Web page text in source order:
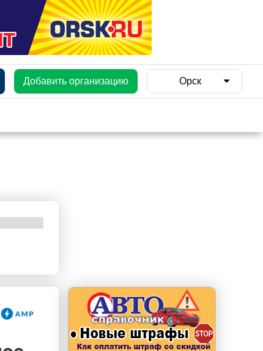
Добавить организацию Орск
erid: LdtCKJjWj Реклама. ИП Кучеренко Николай
Николаевич